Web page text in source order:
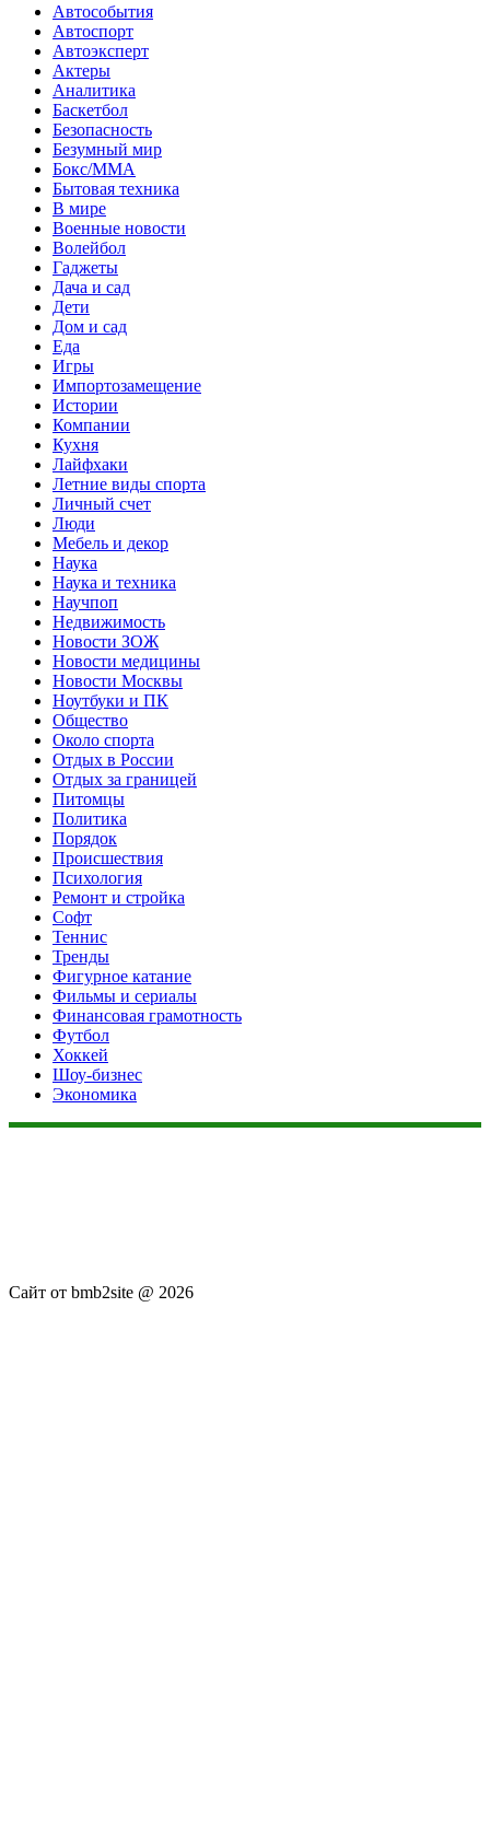
Автособытия
Автоспорт
Автоэксперт
Актеры
Аналитика
Баскетбол
Безопасность
Безумный мир
Бокс/MMA
Бытовая техника
В мире
Военные новости
Волейбол
Гаджеты
Дача и сад
Дети
Дом и сад
Еда
Игры
Импортозамещение
Истории
Компании
Кухня
Лайфхаки
Летние виды спорта
Личный счет
Люди
Мебель и декор
Наука
Наука и техника
Научпоп
Недвижимость
Новости ЗОЖ
Новости медицины
Новости Москвы
Ноутбуки и ПК
Общество
Около спорта
Отдых в России
Отдых за границей
Питомцы
Политика
Порядок
Происшествия
Психология
Ремонт и стройка
Софт
Теннис
Тренды
Фигурное катание
Фильмы и сериалы
Финансовая грамотность
Футбол
Хоккей
Шоу-бизнес
Экономика
Сайт от bmb2site @ 2026